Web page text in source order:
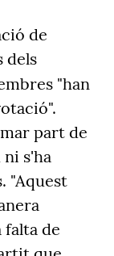
de
dels
"han
part de
s'ha
"Aquest
falta de